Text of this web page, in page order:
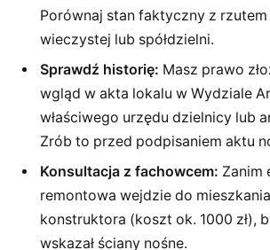
Porównaj stan faktyczny z
wieczystej lub spółdzielni.
Sprawdź historię: Masz prawo
wgląd w akta lokalu w Wydziale
właściwego urzędu dzielnicy lub
Zrób to przed podpisaniem aktu
Konsultacja z fachowcem: Zanim
remontowa wejdzie do
konstruktora (koszt ok. 1000 zł),
wskazał ściany nośne.